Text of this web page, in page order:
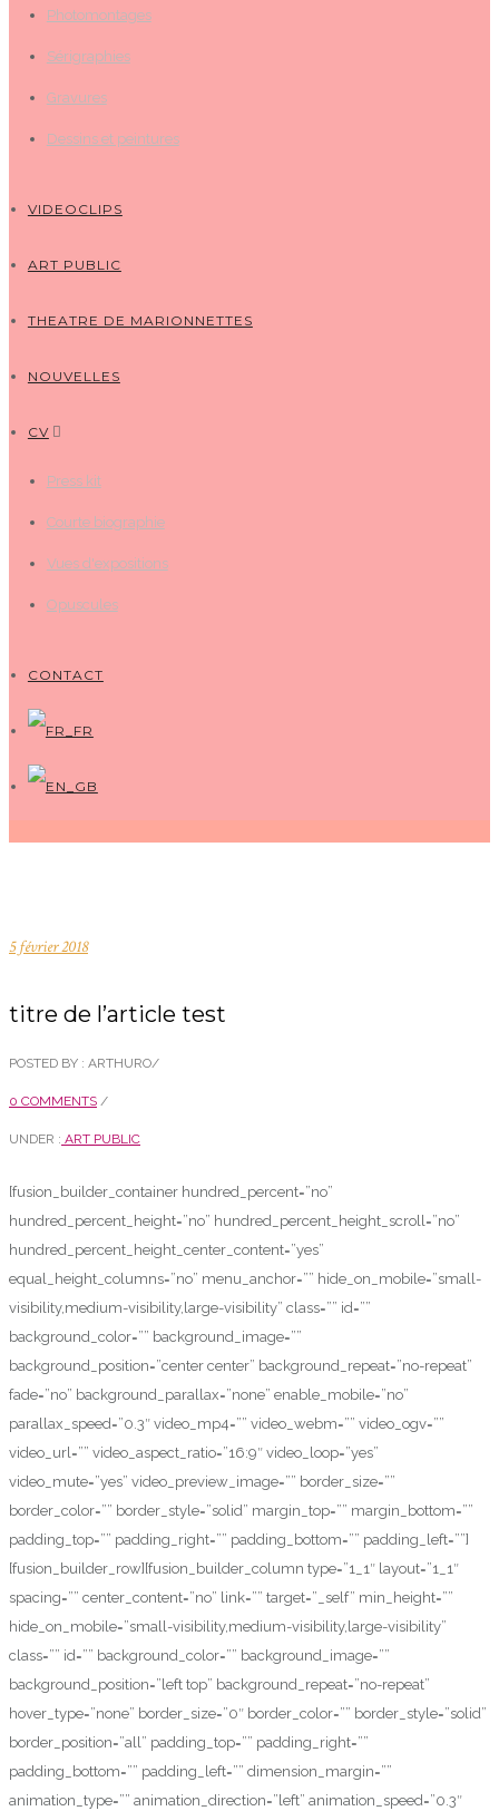
Photomontages
Sérigraphies
Gravures
Dessins et peintures
VIDEOCLIPS
ART PUBLIC
THEATRE DE MARIONNETTES
NOUVELLES
CV
Press kit
Courte biographie
Vues d'expositions
Opuscules
CONTACT
5 février 2018
titre de l’article test
POSTED BY : ARTHURO/
0 COMMENTS /
UNDER : ART PUBLIC
[fusion_builder_container hundred_percent=”no”
hundred_percent_height=”no” hundred_percent_height_scroll=”no”
hundred_percent_height_center_content=”yes”
equal_height_columns=”no” menu_anchor=”” hide_on_mobile=”small-
visibility,medium-visibility,large-visibility” class=”” id=””
background_color=”” background_image=””
background_position=”center center” background_repeat=”no-repeat”
fade=”no” background_parallax=”none” enable_mobile=”no”
parallax_speed=”0.3″ video_mp4=”” video_webm=”” video_ogv=””
video_url=”” video_aspect_ratio=”16:9″ video_loop=”yes”
video_mute=”yes” video_preview_image=”” border_size=””
border_color=”” border_style=”solid” margin_top=”” margin_bottom=””
padding_top=”” padding_right=”” padding_bottom=”” padding_left=””]
[fusion_builder_row][fusion_builder_column type=”1_1″ layout=”1_1″
spacing=”” center_content=”no” link=”” target=”_self” min_height=””
hide_on_mobile=”small-visibility,medium-visibility,large-visibility”
class=”” id=”” background_color=”” background_image=””
background_position=”left top” background_repeat=”no-repeat”
hover_type=”none” border_size=”0″ border_color=”” border_style=”solid”
border_position=”all” padding_top=”” padding_right=””
padding_bottom=”” padding_left=”” dimension_margin=””
animation_type=”” animation_direction=”left” animation_speed=”0.3″